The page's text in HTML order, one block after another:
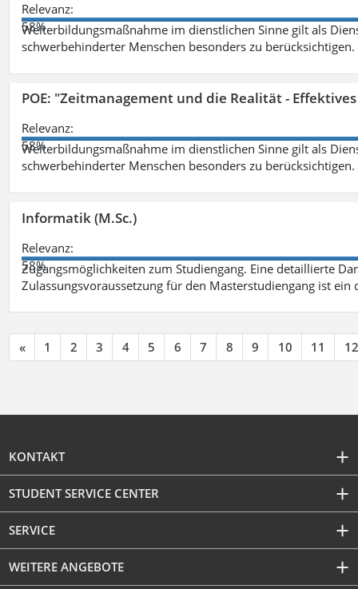
Relevanz:
58%
Weiterbildungsmaßnahme im dienstlichen Sinne gilt als
schwerbehinderter Menschen besonders zu berücksichtigen.
POE: "Zeitmanagement und die Realität -
Relevanz:
58%
Weiterbildungsmaßnahme im dienstlichen Sinne gilt als
schwerbehinderter Menschen besonders zu berücksichtigen.
Informatik (M.Sc.)
Relevanz:
58%
Zugangsmöglichkeiten zum Studiengang. Eine detaillierte
Zulassungsvoraussetzung für den Masterstudiengang ist
« 1 2 3 4 5 6 7 8 9 10 11 12
KONTAKT
STUDENT SERVICE CENTER
SERVICE
WEITERE ANGEBOTE